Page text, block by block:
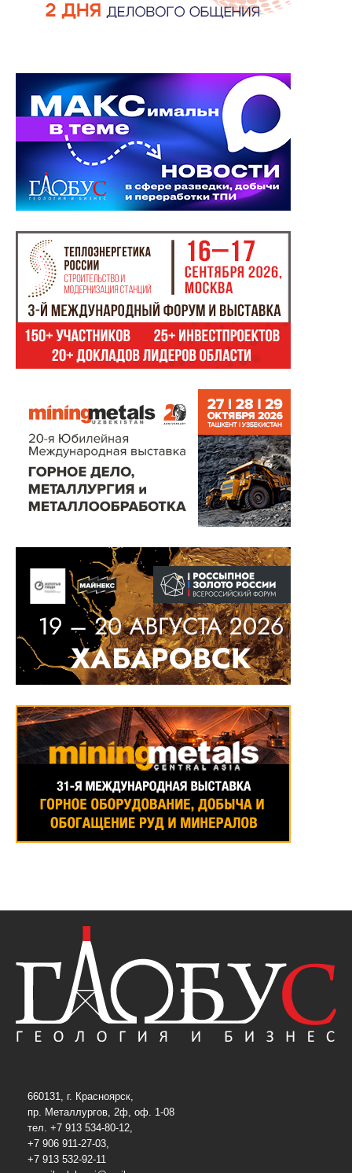
660131, г. Красноярск,
пр. Металлургов, 2ф, оф. 1-08
тел. +7 913 534-80-12,
+7 906 911-27-03,
+7 913 532-92-11